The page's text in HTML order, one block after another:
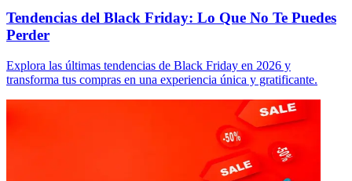
Tendencias del Black Friday: Lo Que No Te Puedes
Perder
Explora las últimas tendencias de Black Friday en 2026 y
transforma tus compras en una experiencia única y gratificante.